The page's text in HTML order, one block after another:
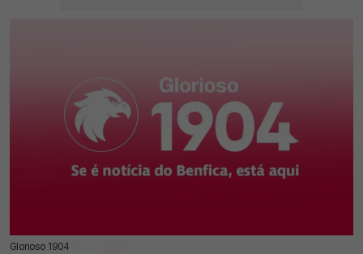
Glorioso 1904
30 Nov 2022 | 13:16 |